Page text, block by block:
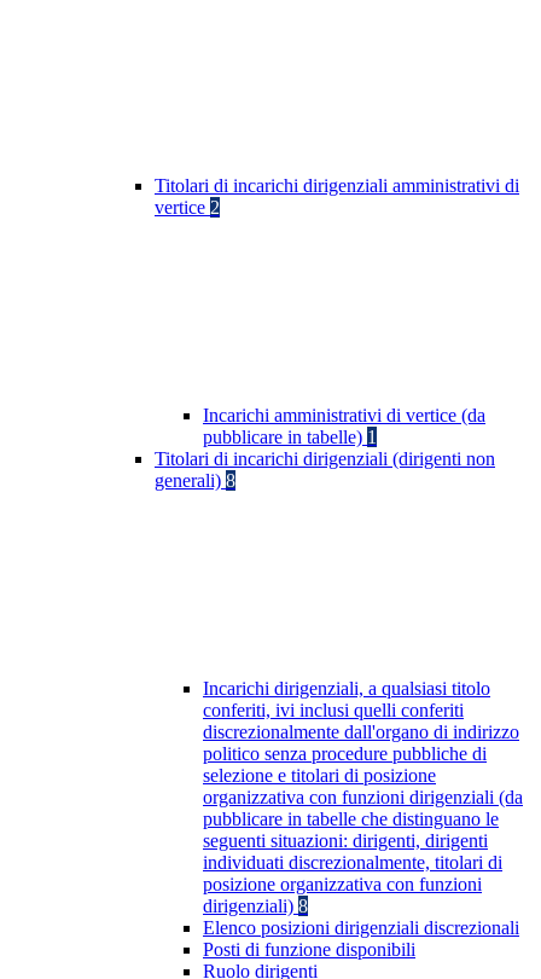
Titolari di incarichi dirigenziali amministrativi di
vertice 2
Incarichi amministrativi di vertice (da
pubblicare in tabelle) 1
Titolari di incarichi dirigenziali (dirigenti non
generali) 8
Incarichi dirigenziali, a qualsiasi titolo
conferiti, ivi inclusi quelli conferiti
discrezionalmente dall'organo di indirizzo
politico senza procedure pubbliche di
selezione e titolari di posizione
organizzativa con funzioni dirigenziali (da
pubblicare in tabelle che distinguano le
seguenti situazioni: dirigenti, dirigenti
individuati discrezionalmente, titolari di
posizione organizzativa con funzioni
dirigenziali) 8
Elenco posizioni dirigenziali discrezionali
Posti di funzione disponibili
Ruolo dirigenti